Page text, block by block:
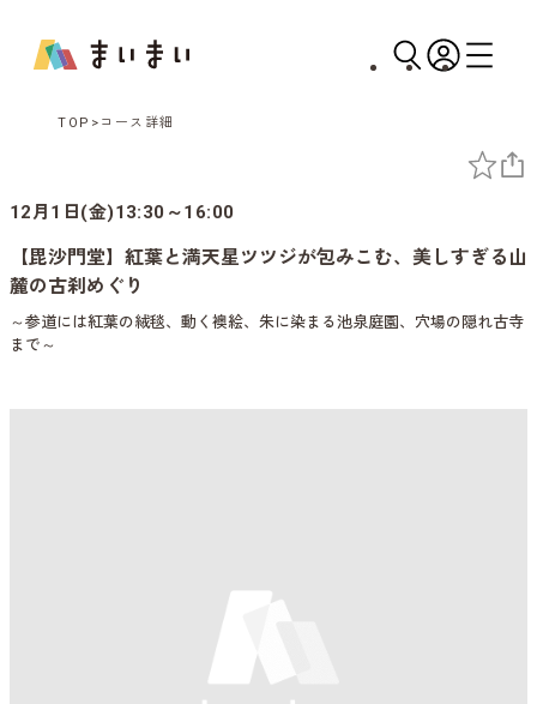
TOP コース詳細
12月1日(金)13:30～16:00
【毘沙門堂】紅葉と満天星ツツジが包みこむ、美しすぎる山
麓の古刹めぐり
～参道には紅葉の絨毯、動く襖絵、朱に染まる池泉庭園、穴場の隠れ古寺
まで～